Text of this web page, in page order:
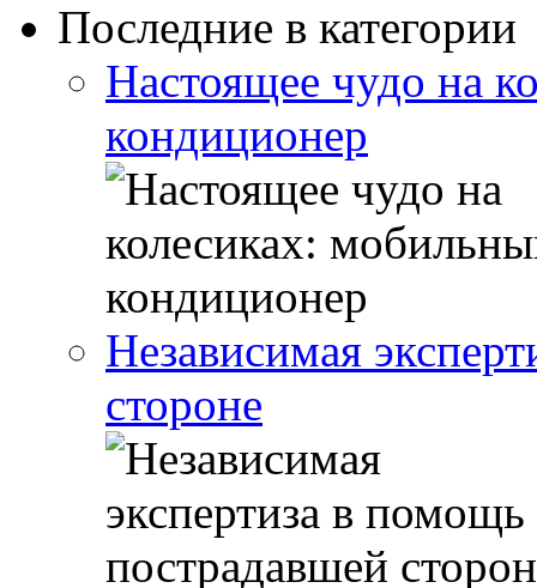
Последние в категории
Настоящее чудо на
кондиционер
Независимая
стороне